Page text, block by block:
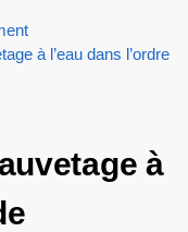
à l’eau dans l’ordre
à